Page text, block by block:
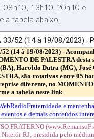
08h10, 13h10, 20h10 e
a tabela abaixo.